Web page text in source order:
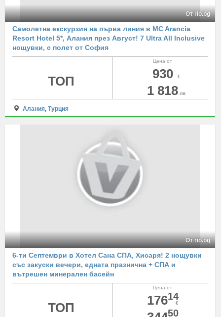
От rio.bg
Самолетна екскурзия на първа линия в MC Arancia
Resort Hotel 5*, Алания през Август! 7 Ultra All Inclusive
нощувки, с полет от София
Цена от
930 €
1 818 лв
ТОП
Алания,Турция
От rio.bg
6-ти Септември в Хотел Сана СПА, Хисаря! 2 нощувки
със закуски вечери, едната празнична + СПА и
вътрешен минерален басейн
Цена от
17614
€
50
ТОП